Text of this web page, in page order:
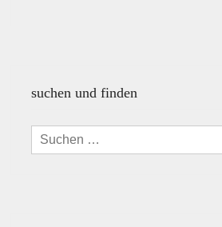
suchen und finden